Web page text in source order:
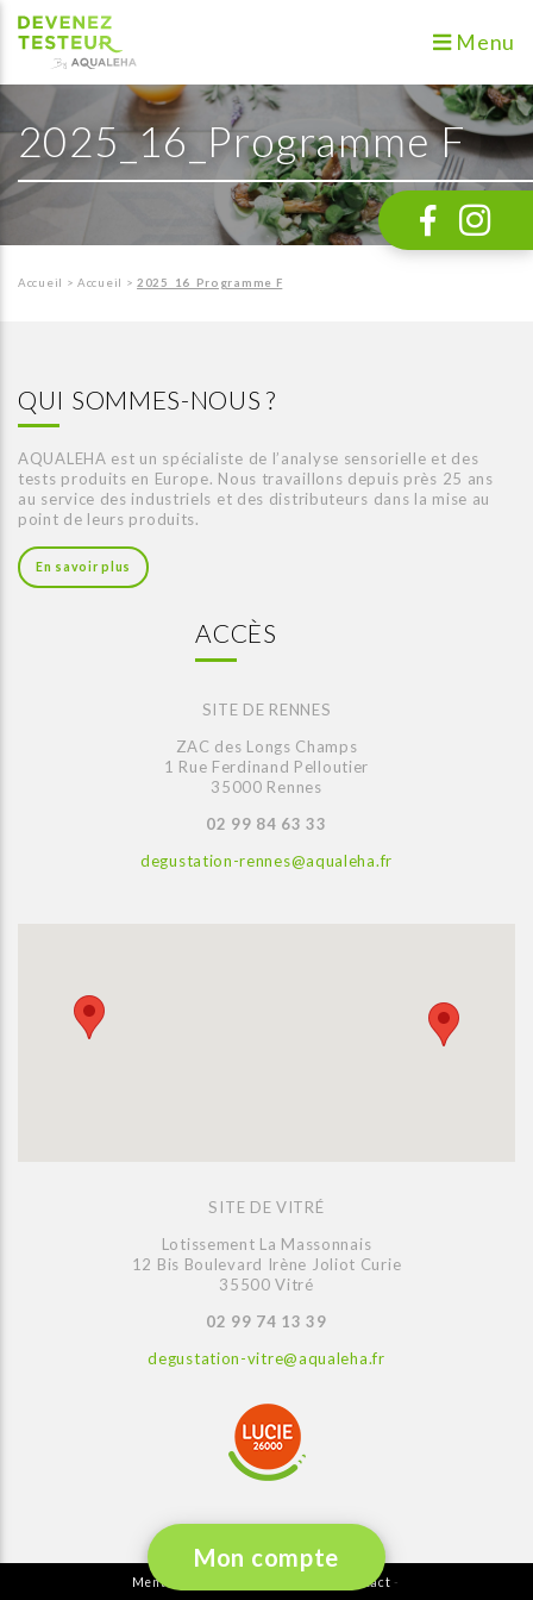
Menu
Mon compte
2025_16_Programme F
Accueil >Accueil >2025_16_Programme F
QUI SOMMES-NOUS ?
AQUALEHA est un spécialiste de l’analyse sensorielle et des
tests produits en Europe. Nous travaillons depuis près 25 ans
au service des industriels et des distributeurs dans la mise au
point de leurs produits.
En savoir plus
ACCÈS
SITE DE RENNES
ZAC des Longs Champs
1 Rue Ferdinand Pelloutier
35000 Rennes
02 99 84 63 33
degustation-rennes@aqualeha.fr
SITE DE VITRÉ
Lotissement La Massonnais
12 Bis Boulevard Irène Joliot Curie
35500 Vitré
02 99 74 13 39
degustation-vitre@aqualeha.fr
Mentions légales Contact